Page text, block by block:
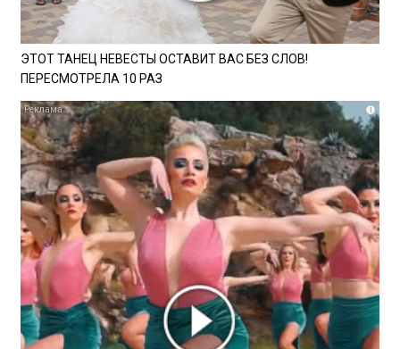
ЭТОТ ТАНЕЦ НЕВЕСТЫ ОСТАВИТ ВАС БЕЗ СЛОВ!
ПЕРЕСМОТРЕЛА 10 РАЗ
i